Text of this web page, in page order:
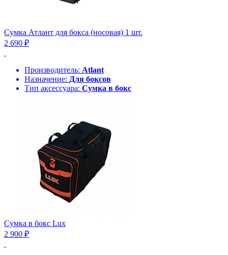
Сумка Атлант для бокса (носовая) 1 шт.
2 690 ₽
Производитель: Atlant
Назначение: Для боксов
Тип аксессуара: Сумка в бокс
Сумка в бокс Lux
2 900 ₽